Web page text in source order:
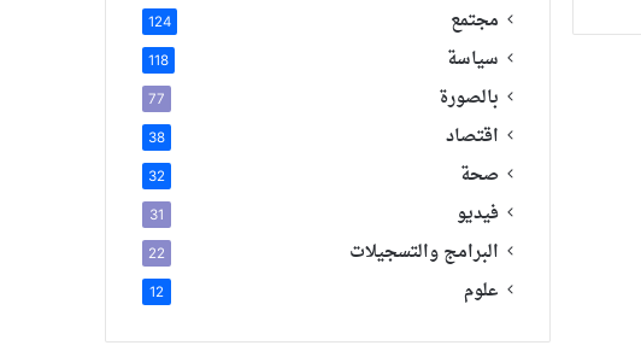
مجتمع 124
سياسة 118
بالصورة 77
اقتصاد 38
صحة 32
فيديو 31
البرامج والتسجيلات 22
علوم 12